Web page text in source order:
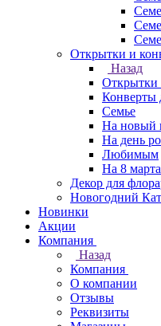
Открытки и
Назад
Открытки
Конверты
Семье
На новый
На день
Любимым
На 8 марта
Декор для
Новогодний
Новинки
Акции
Компания
Назад
Компания
О компании
Отзывы
Реквизиты